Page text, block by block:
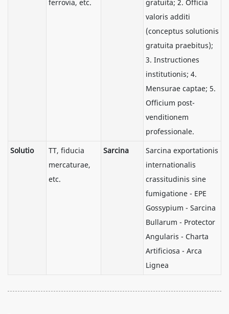
ferrovia, etc.
gratuita; 2. Officia
valoris additi
(conceptus solutionis
gratuita praebitus);
3. Instructiones
institutionis; 4.
Mensurae captae; 5.
Officium post-
venditionem
professionale.
Solutio
TT, fiducia
mercaturae,
etc.
Sarcina
Sarcina exportationis
internationalis
crassitudinis sine
fumigatione - EPE
Gossypium - Sarcina
Bullarum - Protector
Angularis - Charta
Artificiosa - Arca
Lignea